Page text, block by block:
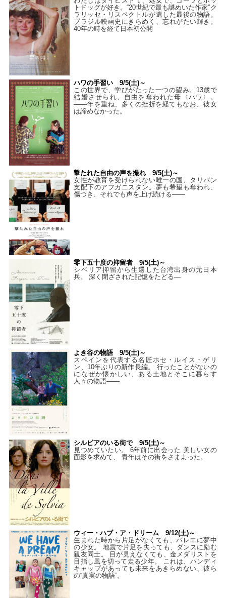
トドッグが好き。“20世紀で最も謎めいた作家”ク
ラリッセ・リスペクトルが遺した最後の物語。
ブラジル映画史にきらめく、忘れがたい輝き。
40年の時を経て⽇本初公開
ハワの手習い 9/5(土)～
この世界で、学びがたった一つの望み。13歳で
結婚させられ、自由を奪われた母〈ハワ〉。
——年を重ね、多くの挫折を経てもなお、彼女
は諦めなかった。
撃たれた自由の声を撮れ 9/5(土)～
女性が教育を受けられない唯一の国、タリバン
支配下のアフガニスタン。夢も希望も奪われ、
傷つき、それでも声を上げ続ける——
零下五十度の抑留者 9/5(土)～
シベリア抑留から生還した台湾出身の元日本
兵。 深く閉ざされた記憶をたどる—
よき谷の物語 9/5(土)～
スペインを代表する名匠ホセ・ルイス・ゲリ
ン、10年ぶりの新作長編。 行ったことがないの
になぜか懐かしい、ある土地とそこに暮らす
人々の物語――
シルビアのいる街で 9/5(土)～
見つめていたい。 6年前に出会った 美しい女の
面影を求めて、 青年はその街をさまよった。
ウィー・ハブ・ア・ドリーム 9/12(土)～
生まれた時から片足がなくても、バレエに夢中
の少女。 地震で片足を失っても、ダンスに励む
親友同士。 目が見えなくても、金メダリストを
目指し風を切って走る少年。 これは、ハンディ
キャップがあっても未来をあきらめない、彼ら
の“真実の物語”。